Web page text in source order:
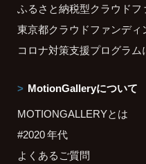
ふるさと納税型クラウド
東京都クラウドファンデ
コロナ対策支援プログラム
MotionGalleryについて
MOTIONGALLERYとは
#2020 年代
よくあるご質問